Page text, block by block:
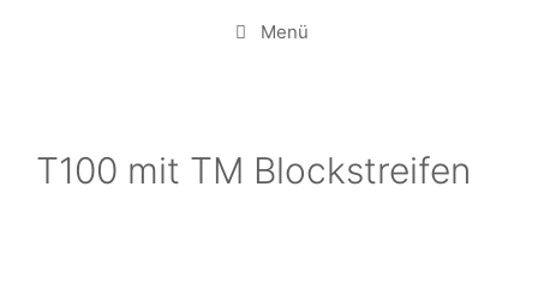
Menü
T100 mit TM Blockstreifen